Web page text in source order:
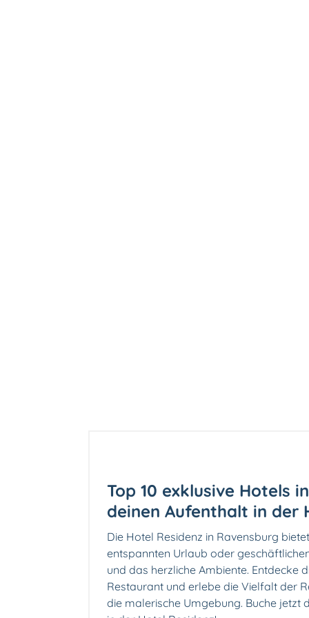
Top 10 exklusive Hotels
deinen Aufenthalt in der
Die Hotel Residenz in Ravensburg
entspannten Urlaub oder
und das herzliche Ambiente.️ Entdecke
Restaurant und erlebe die Vielfalt der
die malerische Umgebung. Buche jetzt